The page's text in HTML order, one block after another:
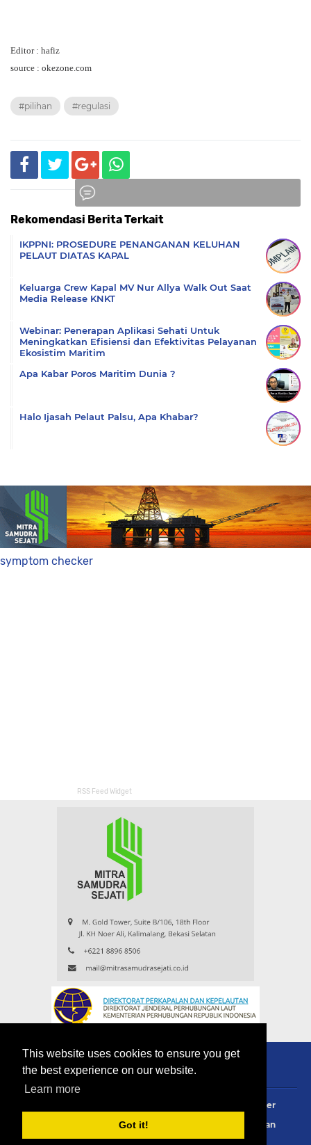
This website uses cookies to ensure you get
the best experience on our website.
Learn more
Got it!
Editor : hafiz
source : okezone.com
#pilihan #regulasi
Rekomendasi Berita Terkait
IKPPNI: PROSEDURE PENANGANAN KELUHAN
PELAUT DIATAS KAPAL
Keluarga Crew Kapal MV Nur Allya Walk Out Saat
Media Release KNKT
Webinar: Penerapan Aplikasi Sehati Untuk
Meningkatkan Efisiensi dan Efektivitas Pelayanan
Ekosistim Maritim
Apa Kabar Poros Maritim Dunia ?
Halo Ijasah Pelaut Palsu, Apa Khabar?
symptom checker
RSS Feed Widget
Disclaimer
Pedoman Siber Langganan